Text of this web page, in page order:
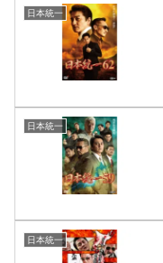
日本統一
日本統一
日本統一